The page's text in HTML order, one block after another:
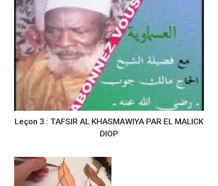
Leçon 3 : TAFSIR AL KHASMAWIYA PAR EL MALICK
DIOP